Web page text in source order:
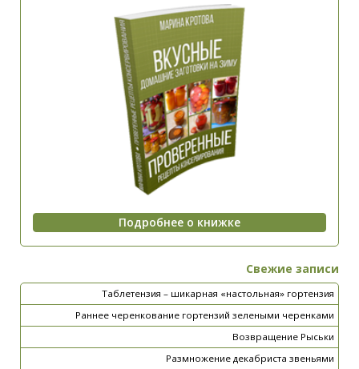
Свежие записи
Таблетензия – шикарная «настольная» гортензия
Раннее черенкование гортензий зелеными черенками
Возвращение Рыськи
Размножение декабриста звеньями